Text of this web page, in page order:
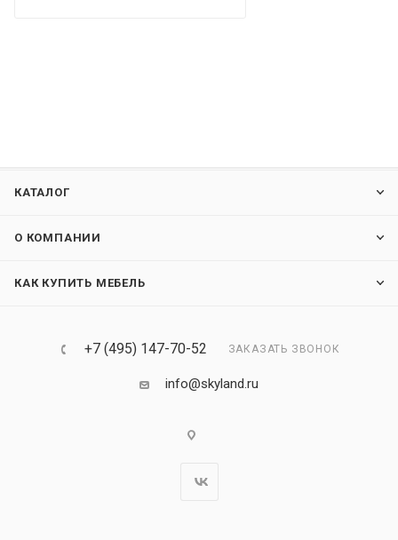
КАТАЛОГ
О КОМПАНИИ
КАК КУПИТЬ МЕБЕЛЬ
+7 (495) 147-70-52 ЗАКАЗАТЬ ЗВОНОК
info@skyland.ru